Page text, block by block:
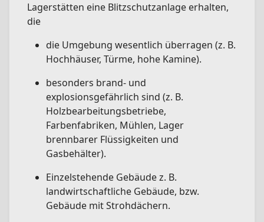
Lagerstätten eine Blitzschutzanlage erhalten,
die
die Umgebung wesentlich überragen (z. B.
Hochhäuser, Türme, hohe Kamine).
besonders brand- und
explosionsgefährlich sind (z. B.
Holzbearbeitungsbetriebe,
Farbenfabriken, Mühlen, Lager
brennbarer Flüssigkeiten und
Gasbehälter).
Einzelstehende Gebäude z. B.
landwirtschaftliche Gebäude, bzw.
Gebäude mit Strohdächern.